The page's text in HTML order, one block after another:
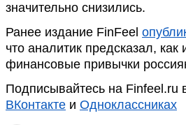
значительно снизились.
Ранее издание FinFeel
что аналитик предсказал, как
финансовые привычки
Подписывайтесь на Finfeel.ru
ВКонтакте и Одноклассниках